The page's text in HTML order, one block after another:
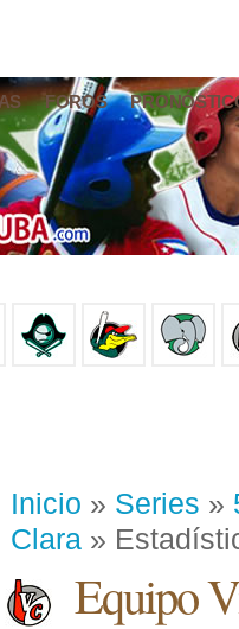
FOROS
Inicio » Series »
Clara »
Equipo